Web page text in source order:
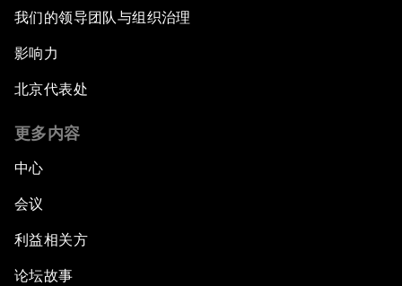
我们的领导团队与组织治理
影响力
北京代表处
更多内容
中心
会议
利益相关方
论坛故事